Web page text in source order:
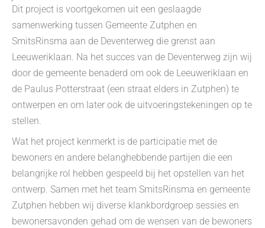
Dit project is voortgekomen uit een geslaagde
samenwerking tussen Gemeente Zutphen en
SmitsRinsma aan de Deventerweg die grenst aan
Leeuweriklaan. Na het succes van de Deventerweg zijn wij
door de gemeente benaderd om ook de Leeuweriklaan en
de Paulus Potterstraat (een straat elders in Zutphen) te
ontwerpen en om later ook de uitvoeringstekeningen op te
stellen.
Wat het project kenmerkt is de participatie met de
bewoners en andere belanghebbende partijen die een
belangrijke rol hebben gespeeld bij het opstellen van het
ontwerp. Samen met het team SmitsRinsma en gemeente
Zutphen hebben wij diverse klankbordgroep sessies en
bewonersavonden gehad om de wensen van de bewoners